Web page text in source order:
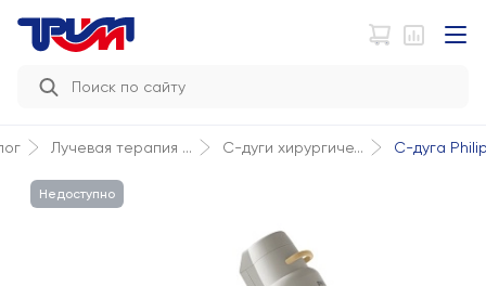
Лучевая терапия ... С-дуги хирургиче... С-дуга
Недоступно